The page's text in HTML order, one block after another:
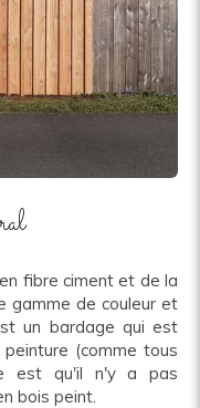
fibre ciment et de la
gamme de couleur et
un bardage qui est
(comme tous
est qu'il n'y a pas
bois peint.